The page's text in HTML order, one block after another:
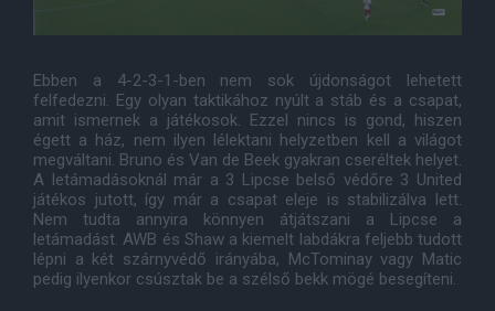
Ebben a 4-2-3-1-ben nem sok újdonságot lehetett
felfedezni. Egy olyan taktikához nyúlt a stáb és a csapat,
amit ismernek a játékosok. Ezzel nincs is gond, hiszen
égett a ház, nem ilyen lélektani helyzetben kell a világot
megváltani. Bruno és Van de Beek gyakran cseréltek helyet.
A letámadásoknál már a 3 Lipcse belső védőre 3 United
játékos jutott, így már a csapat eleje is stabilizálva lett.
Nem tudta annyira könnyen átjátszani a Lipcse a
letámadást. AWB és Shaw a kiemelt labdákra feljebb tudott
lépni a két szárnyvédő irányába, McTominay vagy Matic
pedig ilyenkor csúsztak be a szélső bekk mögé besegíteni.